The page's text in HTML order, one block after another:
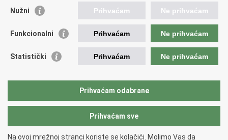
Korisne poveznice
Vlada RH
ASOO
CARNET
Nužni Prihvaćam Ne prihvaćam
Funkcionalni Prihvaćam Ne prihvaćam
Statistički Prihvaćam Ne prihvaćam
Prihvaćam odabrane
Prihvaćam sve
Na ovoj mrežnoj stranci koriste se kolačići. Molimo Vas da